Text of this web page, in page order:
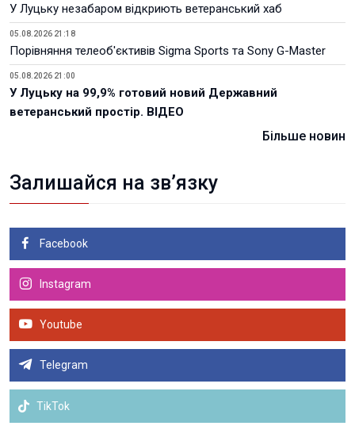
У Луцьку незабаром відкриють ветеранський хаб
05.08.2026 21:18
Порівняння телеоб'єктивів Sigma Sports та Sony G-Master
05.08.2026 21:00
У Луцьку на 99,9% готовий новий Державний
ветеранський простір. ВІДЕО
Більше новин
Залишайся на зв’язку
Facebook
Instagram
Youtube
Telegram
TikTok